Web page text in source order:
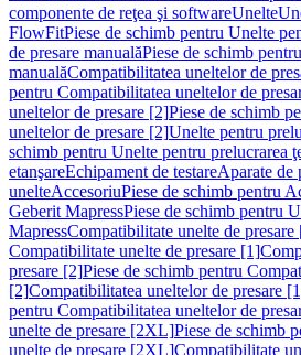
componente de reţea şi softwareUnelte
FlowFitPiese de schimb pentru Unelte
de presare manualăPiese de schimb
manualăCompatibilitatea uneltelor de
pentru Compatibilitatea uneltelor de
uneltelor de presare [2]Piese de schimb
uneltelor de presare [2]Unelte pentru
schimb pentru Unelte pentru prelucrarea
etanşareEchipament de testareAparate de
unelteAccesoriuPiese de schimb pentru
Geberit MapressPiese de schimb pentru
MapressCompatibilitate unelte de presare
Compatibilitate unelte de presare [1]
presare [2]Piese de schimb pentru
[2]Compatibilitatea uneltelor de presare
pentru Compatibilitatea uneltelor de
unelte de presare [2XL]Piese de schimb
unelte de presare [2XL]Compatibilitate